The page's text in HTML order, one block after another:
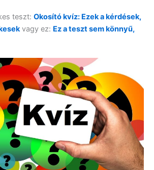
teszt: Okosító kvíz: Ezek a kérdések,
vagy ez: Ez a teszt sem könnyű,